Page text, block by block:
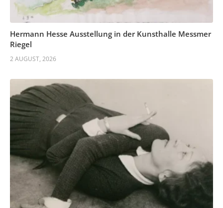
Hermann Hesse Ausstellung in der Kunsthalle Messmer
Riegel
2 AUGUST, 2026